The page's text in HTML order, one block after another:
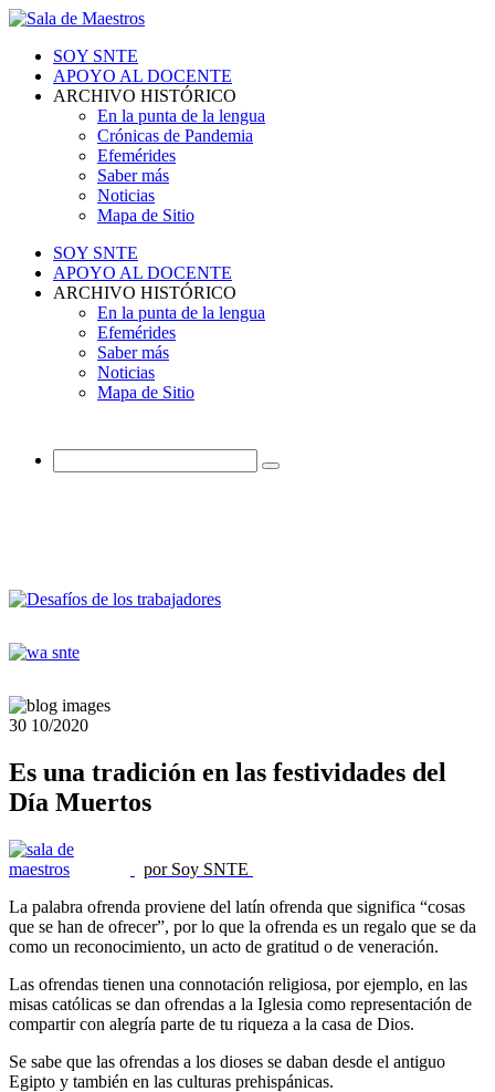
SOY SNTE
APOYO AL DOCENTE
ARCHIVO HISTÓRICO
En la punta de la lengua
Crónicas de Pandemia
Efemérides
Saber más
Noticias
Mapa de Sitio
SOY SNTE
APOYO AL DOCENTE
ARCHIVO HISTÓRICO
En la punta de la lengua
Efemérides
Saber más
Noticias
Mapa de Sitio
30 10/2020
Es una tradición en las festividades del
Día Muertos
por Soy SNTE
La palabra ofrenda proviene del latín ofrenda que significa “cosas
que se han de ofrecer”, por lo que la ofrenda es un regalo que se da
como un reconocimiento, un acto de gratitud o de veneración.
Las ofrendas tienen una connotación religiosa, por ejemplo, en las
misas católicas se dan ofrendas a la Iglesia como representación de
compartir con alegría parte de tu riqueza a la casa de Dios.
Se sabe que las ofrendas a los dioses se daban desde el antiguo
Egipto y también en las culturas prehispánicas.